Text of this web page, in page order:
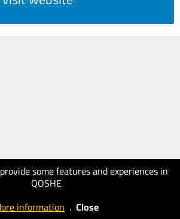
some features and experiences in
QOSHE
information . Close